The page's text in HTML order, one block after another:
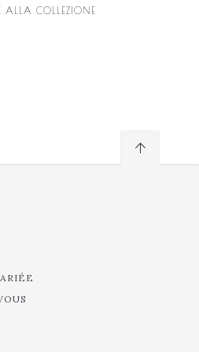
ALLA COLLEZIONE